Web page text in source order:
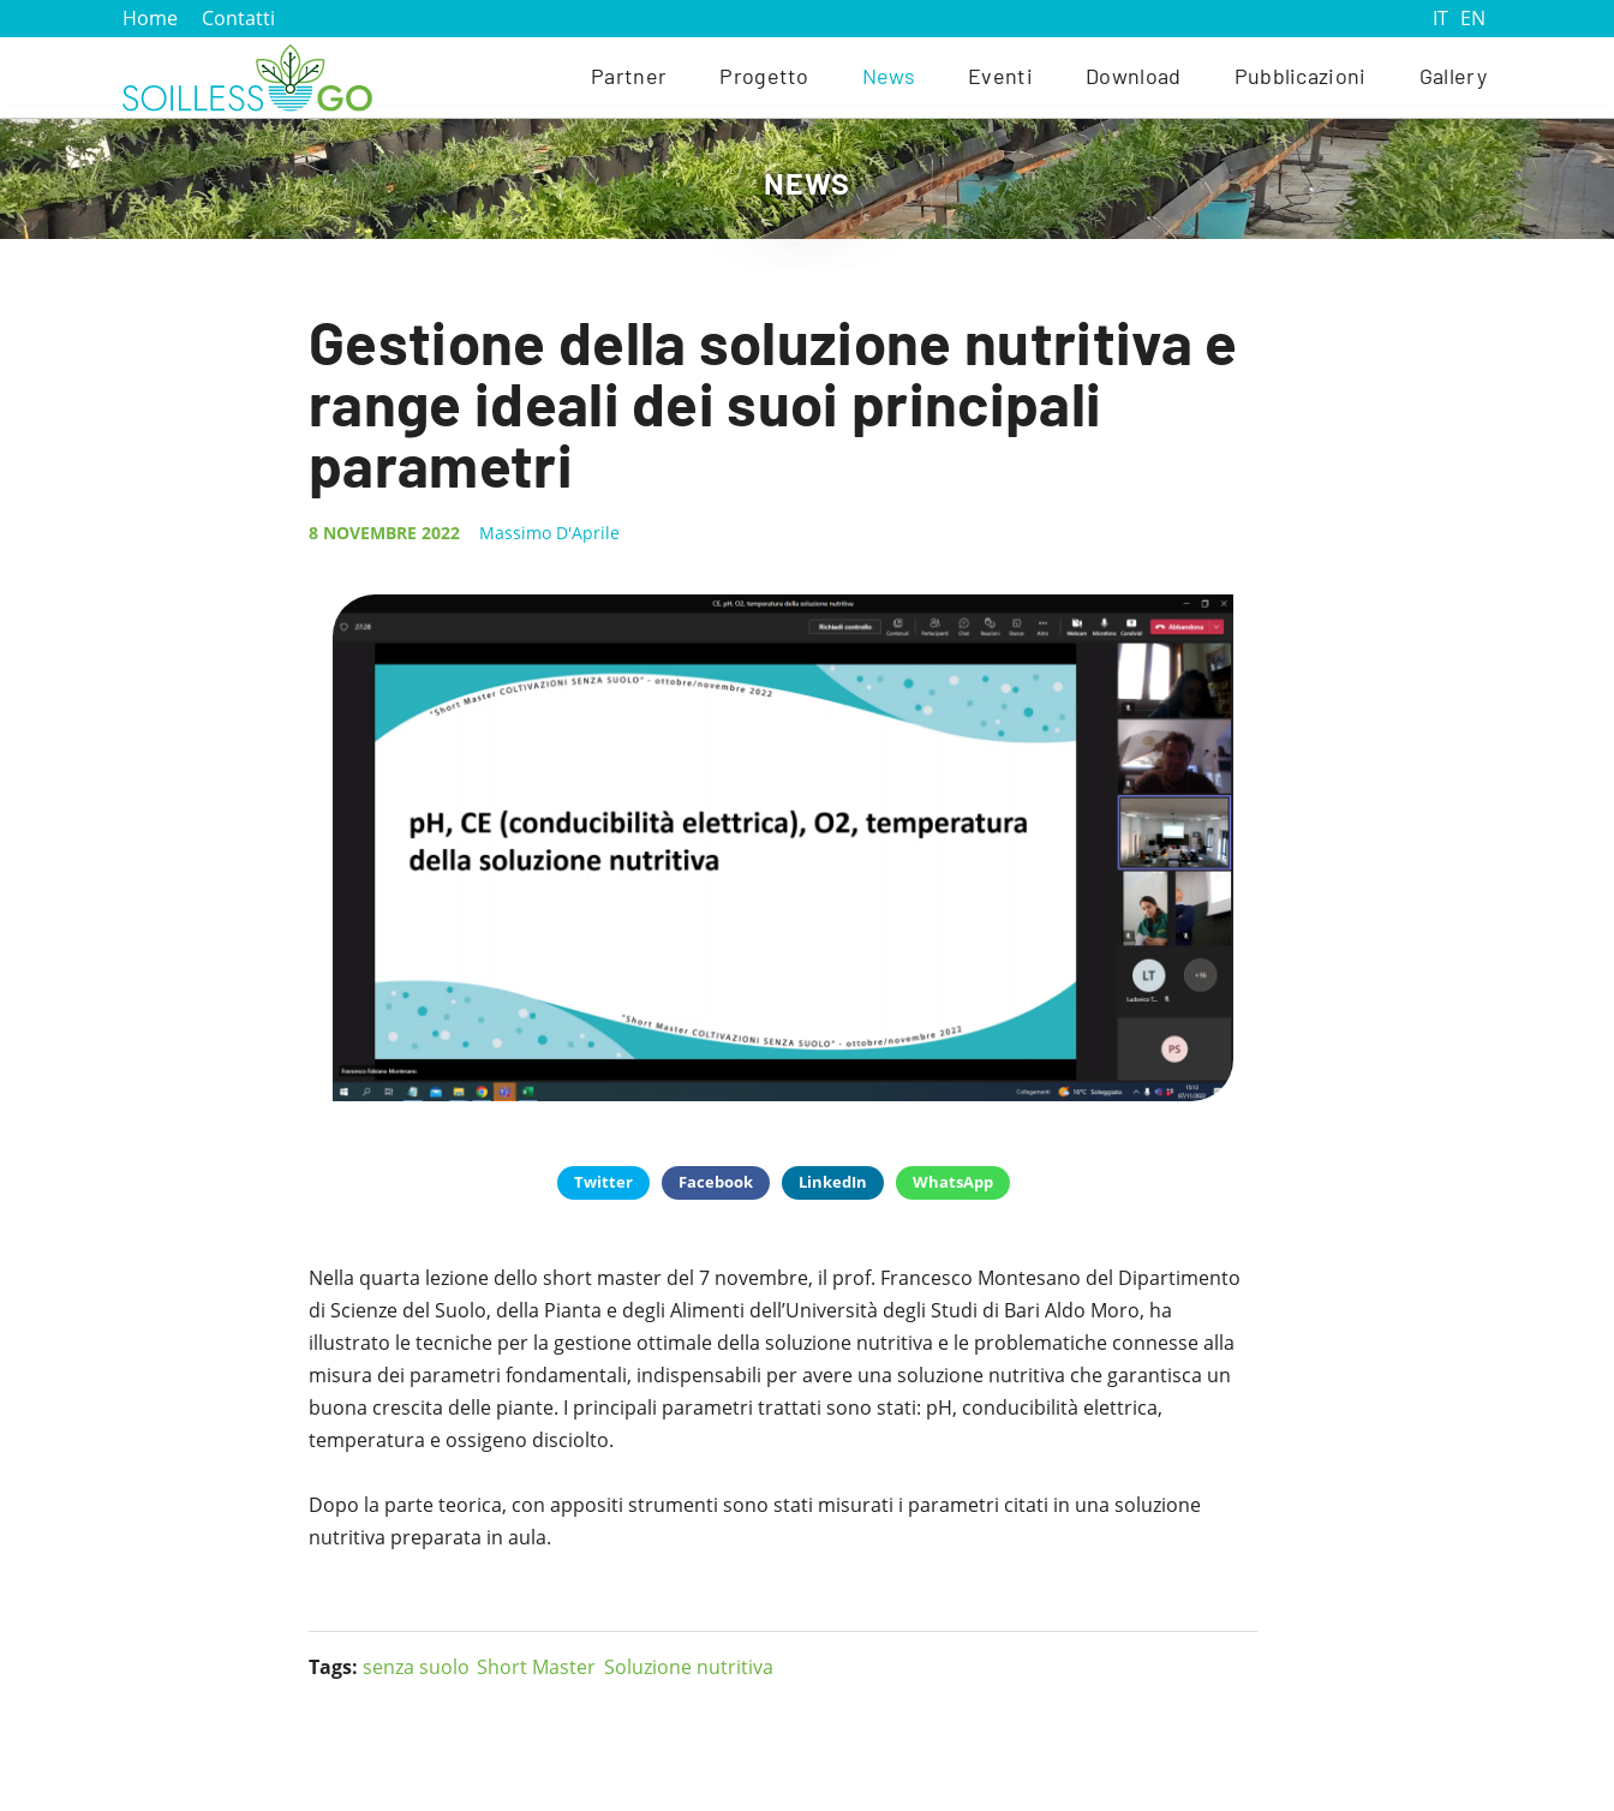
Home Contatti IT EN
Partner Progetto News Eventi Download Pubblicazioni Gallery
NEWS
Gestione della soluzione nutritiva e
range ideali dei suoi principali
parametri
8 NOVEMBRE 2022 Massimo D'Aprile
Twitter Facebook LinkedIn WhatsApp
Nella quarta lezione dello short master del 7 novembre, il prof. Francesco Montesano del Dipartimento
di Scienze del Suolo, della Pianta e degli Alimenti dell’Università degli Studi di Bari Aldo Moro, ha
illustrato le tecniche per la gestione ottimale della soluzione nutritiva e le problematiche connesse alla
misura dei parametri fondamentali, indispensabili per avere una soluzione nutritiva che garantisca un
buona crescita delle piante. I principali parametri trattati sono stati: pH, conducibilità elettrica,
temperatura e ossigeno disciolto.
Dopo la parte teorica, con appositi strumenti sono stati misurati i parametri citati in una soluzione
nutritiva preparata in aula.
Tags: senza suolo Short Master Soluzione nutritiva